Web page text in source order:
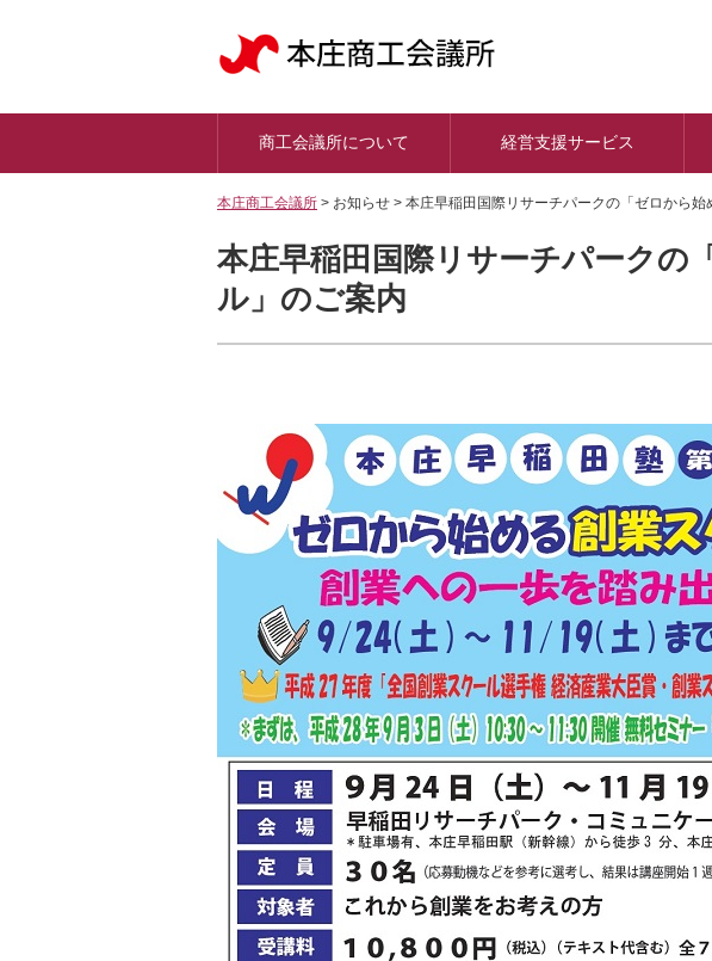
商工会議所について 経営支援サービス
本庄商工会議所 > お知らせ > 本庄早稲田国際リサーチパークの「ゼロから
本庄早稲田国際リサーチパークの
ル」のご案内